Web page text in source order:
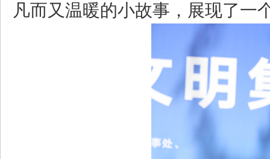
凡而又温暖的小故事，展现了一